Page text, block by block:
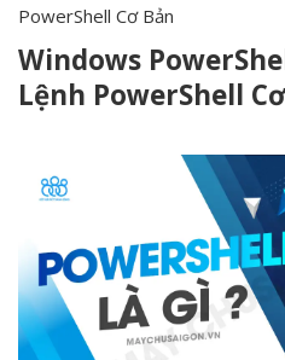
PowerShell Cơ Bản
Windows
Lệnh PowerShell